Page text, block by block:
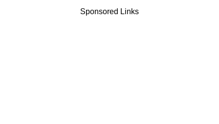
Sponsored Links